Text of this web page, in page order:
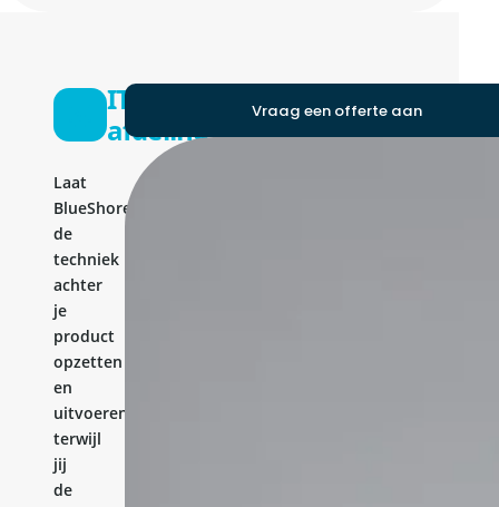
IT-
afdeling
Laat
BlueShores
de
techniek
achter
je
product
opzetten
en
uitvoeren,
terwijl
jij
de
Vraag een offerte aan